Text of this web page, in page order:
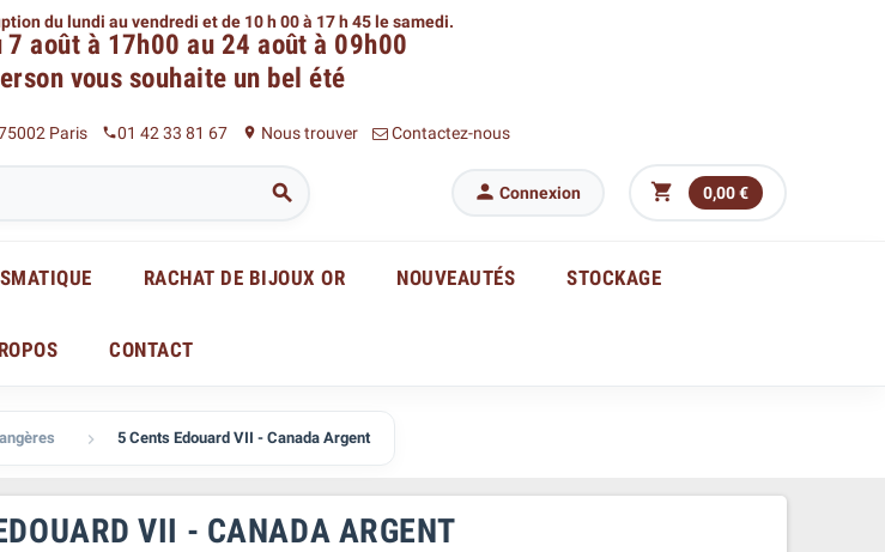
du lundi au vendredi et de 10 h 00 à 17 h 45 le samedi.
août à 17h00 au 24 août à 09h00
vous souhaite un bel été
Paris phone01 42 33 81 67 place Nous trouver Contactez-nous
  Connexion  0,00 €
RACHAT DE BIJOUX OR NOUVEAUTÉS STOCKAGE
CONTACT
 5 Cents Edouard VII - Canada Argent
VII - CANADA ARGENT